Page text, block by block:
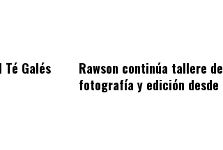
Galés
Rawson continúa tallere de
fotografía y edición